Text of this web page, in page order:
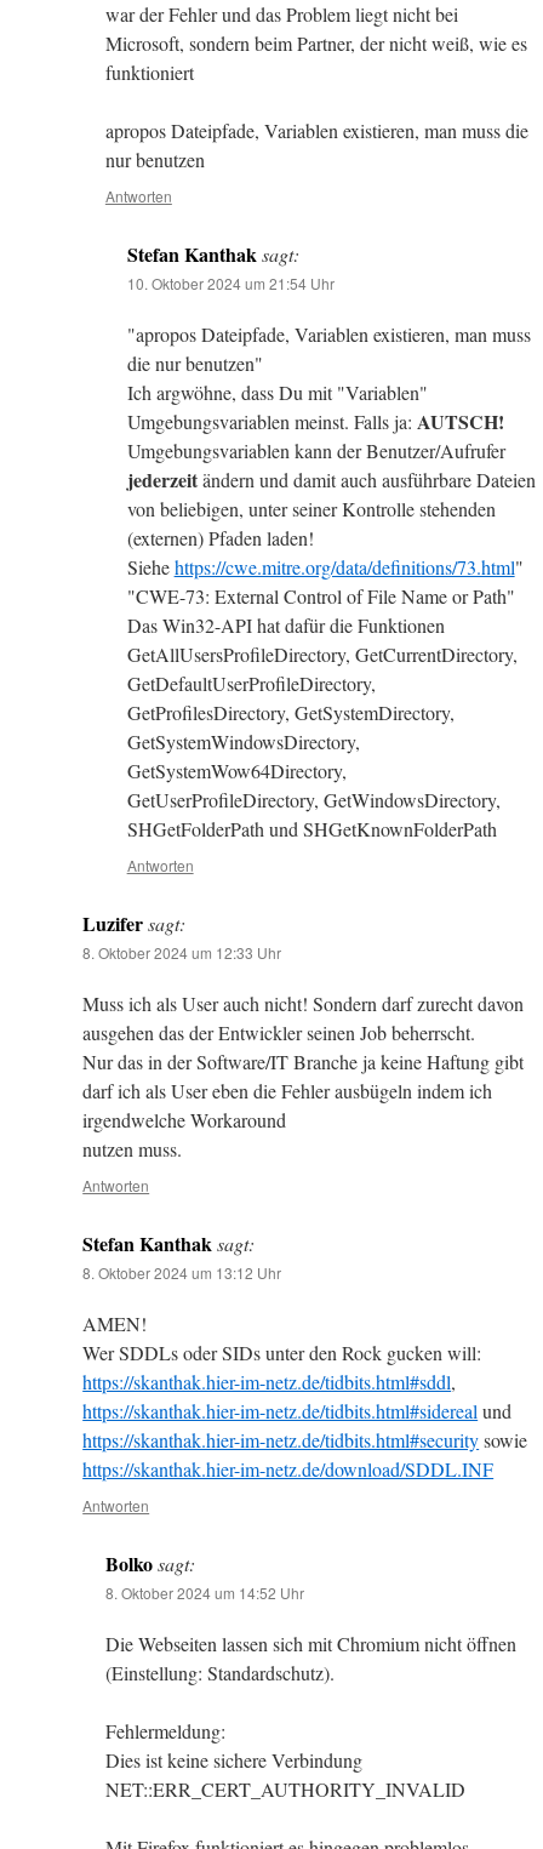
war der Fehler und das Problem liegt nicht bei
Microsoft, sondern beim Partner, der nicht weiß, wie es
funktioniert
apropos Dateipfade, Variablen existieren, man muss die
nur benutzen
Antworten
Stefan Kanthak sagt:
10. Oktober 2024 um 21:54 Uhr
"apropos Dateipfade, Variablen existieren, man muss
die nur benutzen"
Ich argwöhne, dass Du mit "Variablen"
Umgebungsvariablen meinst. Falls ja: AUTSCH!
Umgebungsvariablen kann der Benutzer/Aufrufer
jederzeitändern und damit auch ausführbare Dateien
von beliebigen, unter seiner Kontrolle stehenden
(externen) Pfaden laden!
Siehehttps://cwe.mitre.org/data/definitions/73.html"
"CWE-73: External Control of File Name or Path"
Das Win32-API hat dafür die Funktionen
GetAllUsersProfileDirectory, GetCurrentDirectory,
GetDefaultUserProfileDirectory,
GetProfilesDirectory, GetSystemDirectory,
GetSystemWindowsDirectory,
GetSystemWow64Directory,
GetUserProfileDirectory, GetWindowsDirectory,
SHGetFolderPath und SHGetKnownFolderPath
Antworten
Luzifersagt:
8. Oktober 2024 um 12:33 Uhr
Muss ich als User auch nicht! Sondern darf zurecht davon
ausgehen das der Entwickler seinen Job beherrscht.
Nur das in der Software/IT Branche ja keine Haftung gibt
darf ich als User eben die Fehler ausbügeln indem ich
irgendwelche Workaround
nutzen muss.
Antworten
Stefan Kanthaksagt:
8. Oktober 2024 um 13:12 Uhr
AMEN!
Wer SDDLs oder SIDs unter den Rock gucken will:
https://skanthak.hier-im-netz.de/tidbits.html#sddl,
https://skanthak.hier-im-netz.de/tidbits.html#sidereal und
https://skanthak.hier-im-netz.de/tidbits.html#securitysowie
https://skanthak.hier-im-netz.de/download/SDDL.INF
Antworten
Bolkosagt:
8. Oktober 2024 um 14:52 Uhr
Die Webseiten lassen sich mit Chromium nicht öffnen
(Einstellung: Standardschutz).
Fehlermeldung:
Dies ist keine sichere Verbindung
NET::ERR_CERT_AUTHORITY_INVALID